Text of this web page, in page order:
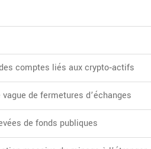
comptes liés aux crypto‑actifs
vague de fermetures d’échanges
de fonds publiques